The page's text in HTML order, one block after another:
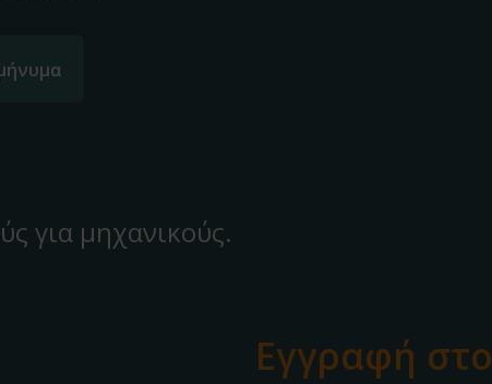
για μηχανικούς.
Εγγραφή στο